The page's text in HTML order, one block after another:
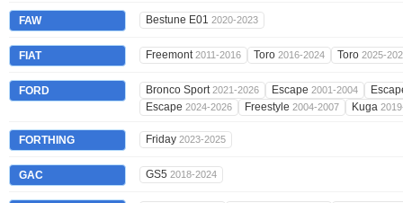
FAW Bestune E01 2020-2023
FIAT Freemont2011-2016 Toro 2016-2024 Toro 2025-
FORD Bronco Sport2021-2026 Escape 2001-2004
Escape 2024-2026 Freestyle 2004-2007 Kuga
FORTHING Friday 2023-2025
GAC GS5 2018-2024